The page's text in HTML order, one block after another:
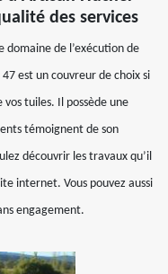
des services
de l’exécution de
est un couvreur de choix si
vos tuiles. Il possède une
témoignent de son
découvrir les travaux qu’il
internet. Vous pouvez aussi
engagement.